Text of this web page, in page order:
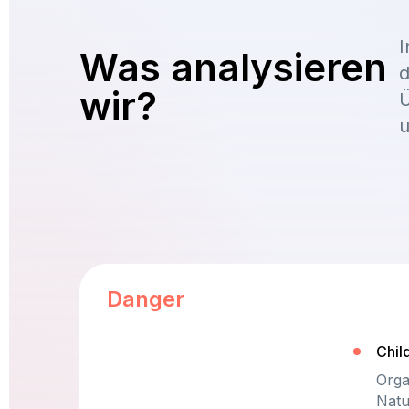
Was analysieren
wir?
Danger